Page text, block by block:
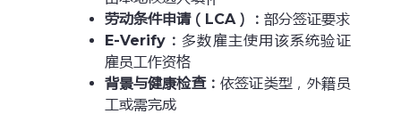
劳动条件申请（LCA）： 部分签证要求
E-Verify： 多数雇主使用该系统验证
雇员工作资格
背景与健康检查： 依签证类型，外籍员
工或需完成